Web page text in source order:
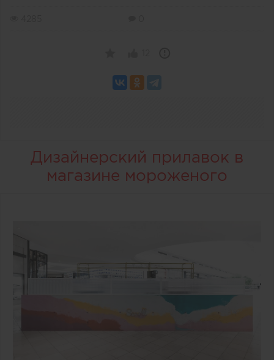
Дизайнерский прилавок в
магазине мороженого